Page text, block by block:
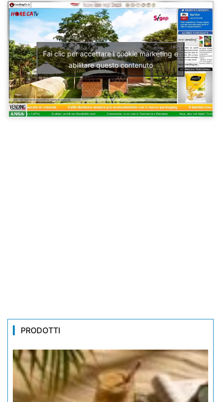
Fai clic per accettare i cookie marketing e
abilitare questo contenuto
PRODOTTI